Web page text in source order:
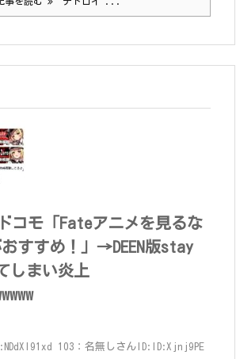
ドコモ「Fateアニメを見るな
すすめ！」→DEEN版stay
しまい炎上
103：名無しさんID:ID:Xjnj9PE